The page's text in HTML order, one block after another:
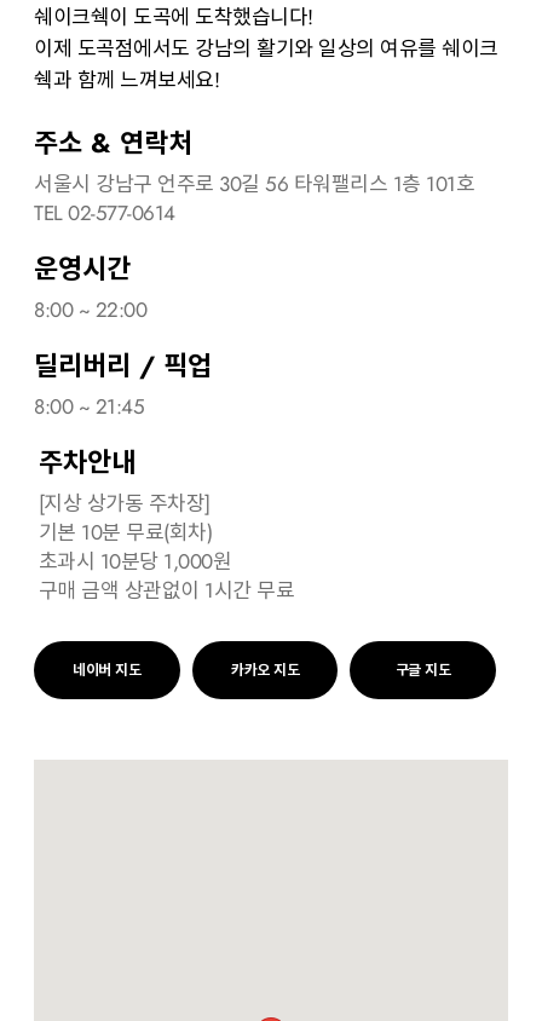
쉐이크쉑이 도곡에 도착했습니다!
이제 도곡점에서도 강남의 활기와 일상의 여유를 쉐이크
쉑과 함께 느껴보세요!
주소 & 연락처
서울시 강남구 언주로 30길 56 타워팰리스 1층 101호
TEL 02-577-0614
운영시간
8:00 ~ 22:00
딜리버리 / 픽업
8:00 ~ 21:45
주차안내
[지상 상가동 주차장]
기본 10분 무료(회차)
초과시 10분당 1,000원
구매 금액 상관없이 1시간 무료
네이버 지도 카카오 지도 구글 지도